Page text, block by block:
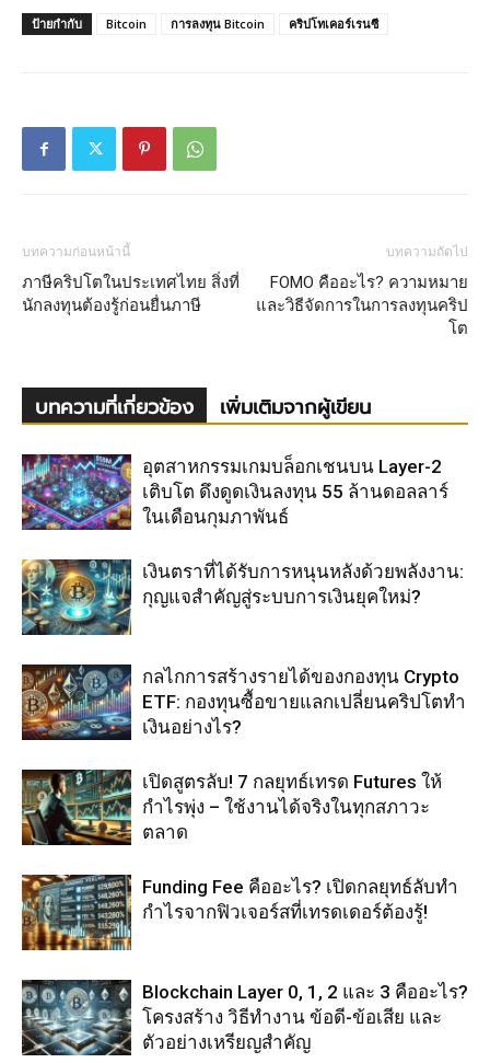
ป้ายกำกับ Bitcoin การลงทุน Bitcoin คริปโทเคอร์เรนซี
บทความก่อนหน้านี้
ภาษีคริปโตในประเทศไทย สิ่งที่
นักลงทุนต้องรู้ก่อนยื่นภาษี
บทความถัดไป
FOMO คืออะไร? ความหมาย
และวิธีจัดการในการลงทุนคริป
โต
บทความที่เกี่ยวข้อง เพิ่มเติมจากผู้เขียน
อุตสาหกรรมเกมบล็อกเชนบน Layer-2
เติบโต ดึงดูดเงินลงทุน 55 ล้านดอลลาร์
ในเดือนกุมภาพันธ์
เงินตราที่ได้รับการหนุนหลังด้วยพลังงาน:
กุญแจสำคัญสู่ระบบการเงินยุคใหม่?
กลไกการสร้างรายได้ของกองทุน Crypto
ETF: กองทุนซื้อขายแลกเปลี่ยนคริปโตทำ
เงินอย่างไร?
เปิดสูตรลับ! 7 กลยุทธ์เทรด Futures ให้
กำไรพุ่ง – ใช้งานได้จริงในทุกสภาวะ
ตลาด
Funding Fee คืออะไร? เปิดกลยุทธ์ลับทำ
กำไรจากฟิวเจอร์สที่เทรดเดอร์ต้องรู้!
Blockchain Layer 0, 1, 2 และ 3 คืออะไร?
โครงสร้าง วิธีทำงาน ข้อดี-ข้อเสีย และ
ตัวอย่างเหรียญสำคัญ